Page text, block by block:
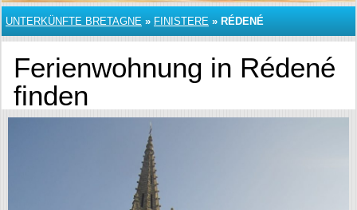
UNTERKÜNFTE BRETAGNE » FINISTERE » RÉDENÉ
Ferienwohnung in Rédené
finden